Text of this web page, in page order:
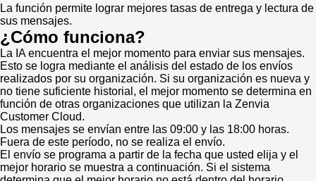
La función permite lograr mejores tasas de entrega y lectura de
sus mensajes.
¿Cómo funciona?
La IA encuentra el mejor momento para enviar sus mensajes.
Esto se logra mediante el análisis del estado de los envíos
realizados por su organización. Si su organización es nueva y
no tiene suficiente historial, el mejor momento se determina en
función de otras organizaciones que utilizan la Zenvia
Customer Cloud.
Los mensajes se envían entre las 09:00 y las 18:00 horas.
Fuera de este período, no se realiza el envío.
El envío se programa a partir de la fecha que usted elija y el
mejor horario se muestra a continuación. Si el sistema